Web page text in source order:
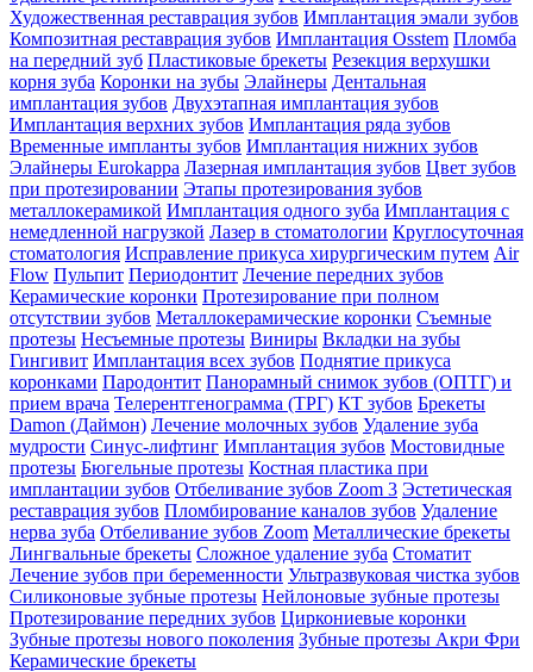
Художественная реставрация зубов Имплантация эмали зубов
Композитная реставрация зубов Имплантация Osstem Пломба
на передний зуб Пластиковые брекеты Резекция верхушки
корня зуба Коронки на зубы Элайнеры Дентальная
имплантация зубов Двухэтапная имплантация зубов
Имплантация верхних зубов Имплантация ряда зубов
Временные импланты зубов Имплантация нижних зубов
Элайнеры Eurokappa Лазерная имплантация зубов Цвет зубов
при протезировании Этапы протезирования зубов
металлокерамикой Имплантация одного зуба Имплантация с
немедленной нагрузкой Лазер в стоматологии Круглосуточная
стоматология Исправление прикуса хирургическим путем Air
Flow Пульпит Периодонтит Лечение передних зубов
Керамические коронки Протезирование при полном
отсутствии зубов Металлокерамические коронки Съемные
протезы Несъемные протезы Виниры Вкладки на зубы
Гингивит Имплантация всех зубов Поднятие прикуса
коронками Пародонтит Панорамный снимок зубов (ОПТГ) и
прием врача Телерентгенограмма (ТРГ) КТ зубов Брекеты
Damon (Даймон) Лечение молочных зубов Удаление зуба
мудрости Синус-лифтинг Имплантация зубов Мостовидные
протезы Бюгельные протезы Костная пластика при
имплантации зубов Отбеливание зубов Zoom 3 Эстетическая
реставрация зубов Пломбирование каналов зубов Удаление
нерва зуба Отбеливание зубов Zoom Металлические брекеты
Лингвальные брекеты Сложное удаление зуба Стоматит
Лечение зубов при беременности Ультразвуковая чистка зубов
Силиконовые зубные протезы Нейлоновые зубные протезы
Протезирование передних зубов Циркониевые коронки
Зубные протезы нового поколения Зубные протезы Акри Фри
Керамические брекеты